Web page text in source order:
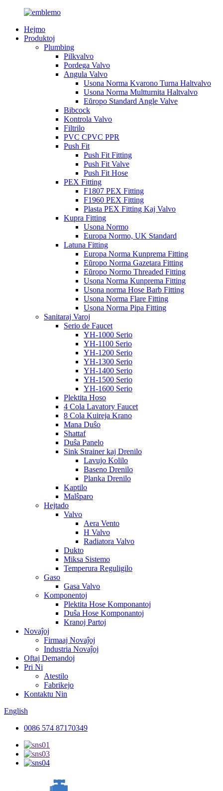
Hejmo
Produktoj
Plumbing
Pilkvalvo
Pordega Valvo
Angula Valvo
Usona Norma Kvarono Turna Haltvalvo
Usona Norma Multturnita Haltvalvo
Eŭropo Standard Angle Valve
Bibcock
Kontrola Valvo
Filtrilo
PVC CPVC PPR
Push Fit
Push Fit Fitting
Push Fit Valve
Push Fit Hose
PEX Fitting
F1807 PEX Fitting
F1960 PEX Fitting
Plasta PEX Fitting Kaj Valvo
Kupra Fitting
Usona Normo
Europa Normo, UK Standard
Latuna Fitting
Europa Norma Kunprema Fitting
Eŭropo Norma Gazetara Fitting
Eŭropo Normo Threaded Fitting
Usona Norma Kunprema Fitting
Usona norma Hose Barb Fitting
Usona Norma Flare Fitting
Usona Norma Pipa Fitting
Sanitaraj Varoj
Serio de Faucet
YH-1000 Serio
YH-1100 Serio
YH-1200 Serio
YH-1300 Serio
YH-1400 Serio
YH-1500 Serio
YH-1600 Serio
Plektita Hoso
4 Cola Lavatory Faucet
8 Cola Kuireja Krano
Mana Duŝo
Shattaf
Duŝa Panelo
Sink Strainer kaj Drenilo
Lavujo Kolilo
Baseno Drenilo
Planka Drenilo
Kaptilo
Malŝparo
Hejtado
Valvo
Aera Vento
H Valvo
Radiatora Valvo
Dukto
Miksa Sistemo
Temperura Reguligilo
Gaso
Gasa Valvo
Komponentoj
Plektita Hose Komponantoj
Duŝa Hose Komponantoj
Kranoj Partoj
Novaĵoj
Firmaaj Novaĵoj
Industria Novaĵoj
Oftaj Demandoj
Pri Ni
Atestilo
Fabrikejo
Kontaktu Nin
English
0086 574 87170349